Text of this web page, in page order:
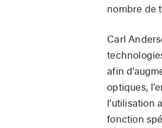
nombre de
Carl
afin
optiques,
l’utilisation
fonction